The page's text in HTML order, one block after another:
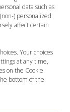
data such as
) personalized
affect certain
Your choices
at any time,
on the Cookie
bottom of the